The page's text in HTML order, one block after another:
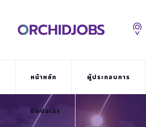
content
หน้าหลัก ผู้ประกอบการ
ติดต่อเรา